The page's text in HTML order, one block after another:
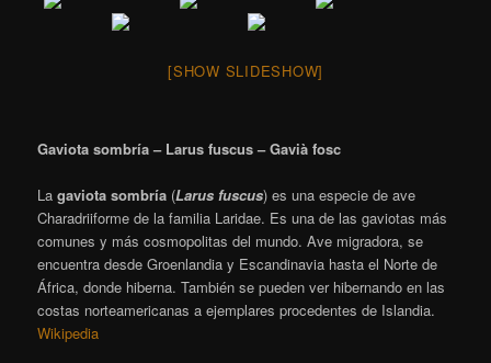
[SHOW SLIDESHOW]
Gaviota sombría – Larus fuscus – Gavià fosc
Lagaviota sombría (Larus fuscus) es una especie de ave
Charadriiforme de la familia Laridae. Es una de las gaviotas más
comunes y más cosmopolitas del mundo. Ave migradora, se
encuentra desde Groenlandia y Escandinavia hasta el Norte de
África, donde hiberna. También se pueden ver hibernando en las
costas norteamericanas a ejemplares procedentes de Islandia.
Wikipedia